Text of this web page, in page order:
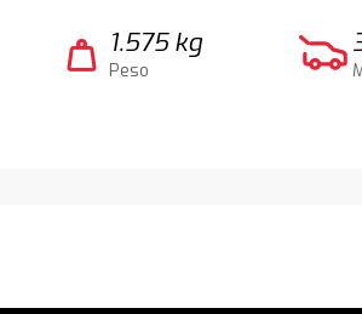
weight 1.575 kg
Peso